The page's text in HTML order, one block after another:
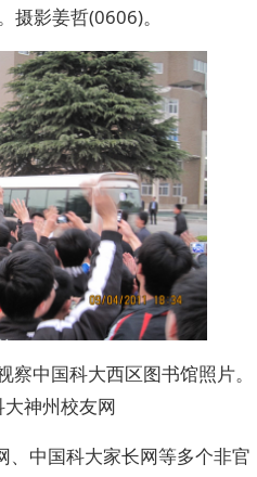
摄影姜哲(0606)。
中国科大西区图书馆照片。
神州校友网
、中国科大家长网等多个非官